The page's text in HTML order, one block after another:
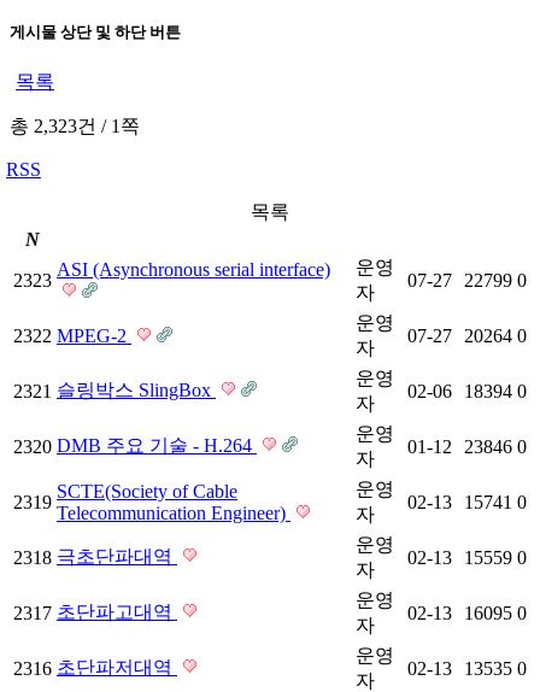
게시물 상단 및 하단 버튼
목록
총 2,323건 /1쪽
RSS
목록
N
2323
ASI (Asynchronous serial interface)
운영
자
07-27 22799 0
2322 MPEG-2
운영
자
07-27 20264 0
2321 슬링박스 SlingBox
운영
자
02-06 18394 0
2320 DMB 주요 기술 - H.264
운영
자
01-12 23846 0
2319
SCTE(Society of Cable
Telecommunication Engineer)
운영
자
02-13 15741 0
2318 극초단파대역
운영
자
02-13 15559 0
2317 초단파고대역
운영
자
02-13 16095 0
2316 초단파저대역
운영
자
02-13 13535 0